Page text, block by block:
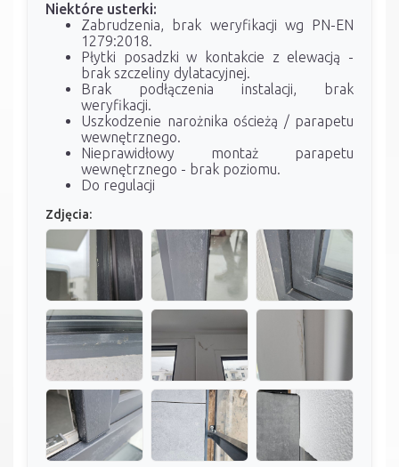
Niektóre usterki:
Zabrudzenia, brak weryfikacji wg PN-EN
1279:2018.
Płytki posadzki w kontakcie z elewacją -
brak szczeliny dylatacyjnej.
Brak podłączenia instalacji, brak
weryfikacji.
Uszkodzenie narożnika ościeżą / parapetu
wewnętrznego.
Nieprawidłowy montaż parapetu
wewnętrznego - brak poziomu.
Do regulacji
Zdjęcia: